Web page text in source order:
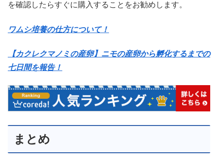
を確認したらすぐに購入することをお勧めします。
ワムシ培養の仕方について！
【カクレクマノミの産卵】ニモの産卵から孵化するまでの
七日間を報告！
まとめ